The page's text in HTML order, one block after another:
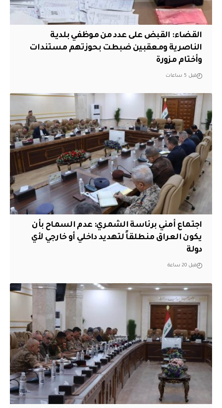
القضاء: القبض على عدد من موظفي بلدية
الناصرية ومعقبين ضبطت بحوزتهم مستندات
وأختام مزورة
قبل 5 ساعات
اجتماع أمني برئاسة الشمري: عدم السماح بأن
يكون العراق منطلقاً لتهديد داخلي أو خارجي لأي
دولة
قبل 20 ساعة